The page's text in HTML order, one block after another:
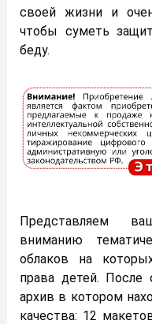
своей жизни и
чтобы суметь
беду.
Представляем
вниманию
облаков на
права детей.
архив в котором
качества: 12